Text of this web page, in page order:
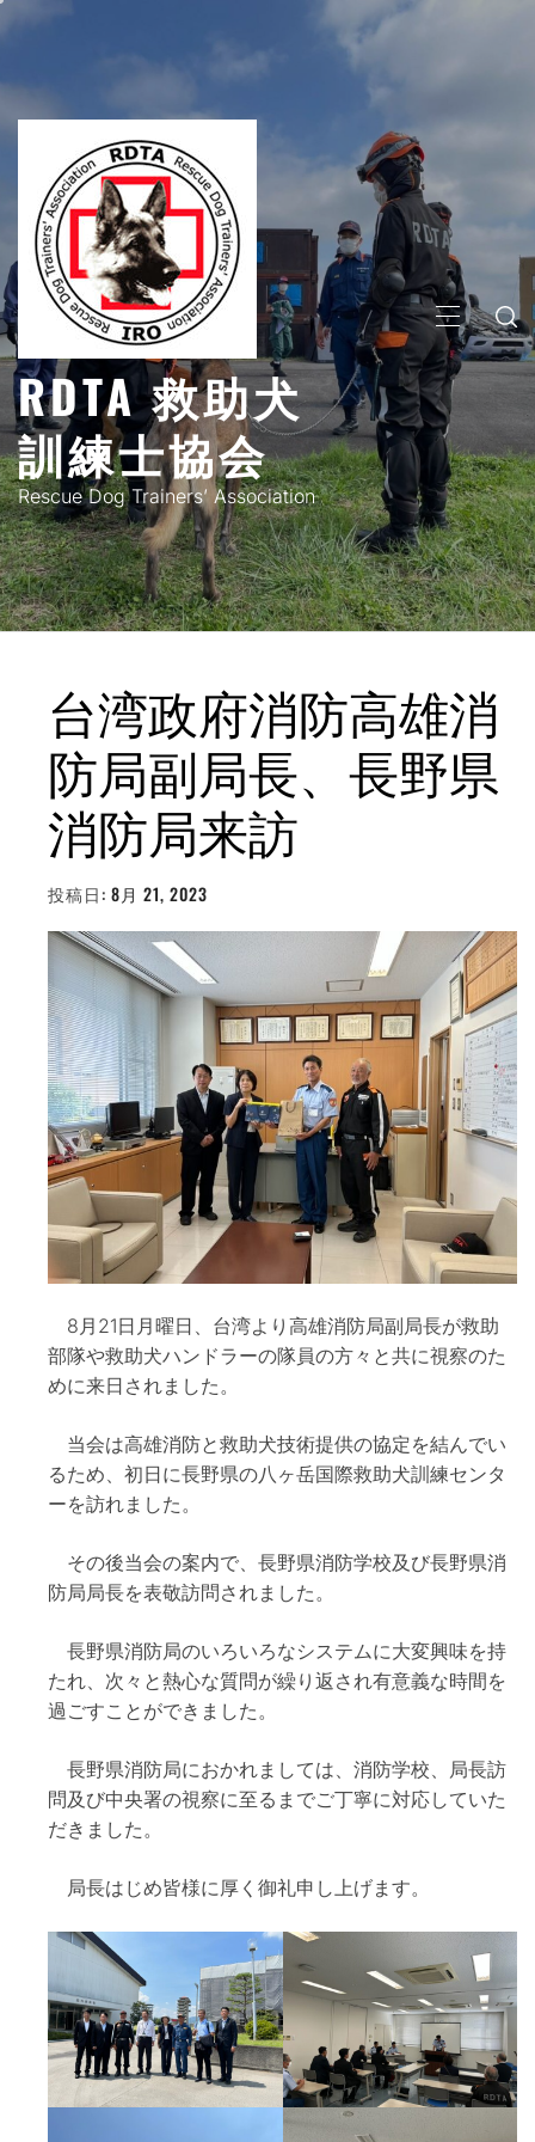
プ
RDTA 救助犬
訓練士協会
Rescue Dog Trainers’ Association
メ
イ
ン
メ
ニ
ュ
ー
台湾政府消防高雄消
防局副局長、長野県
消防局来訪
投稿日: 8月 21, 2023
者:
8月21日月曜日、台湾より高雄消防局副局長が救助
部隊や救助犬ハンドラーの隊員の方々と共に視察のた
めに来日されました。
当会は高雄消防と救助犬技術提供の協定を結んでい
るため、初日に長野県の八ヶ岳国際救助犬訓練センタ
ーを訪れました。
その後当会の案内で、長野県消防学校及び長野県消
防局局長を表敬訪問されました。
長野県消防局のいろいろなシステムに大変興味を持
たれ、次々と熱心な質問が繰り返され有意義な時間を
過ごすことができました。
長野県消防局におかれましては、消防学校、局長訪
問及び中央署の視察に至るまでご丁寧に対応していた
だきました。
局長はじめ皆様に厚く御礼申し上げます。